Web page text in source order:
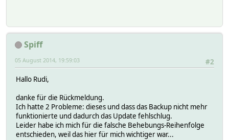
Spiff
#2
05 August 2014, 19:59:03
Hallo Rudi,
danke für die Rückmeldung.
Ich hatte 2 Probleme: dieses und dass das Backup nicht mehr
funktionierte und dadurch das Update fehlschlug.
Leider habe ich mich für die falsche Behebungs-Reihenfolge
entschieden, weil das hier für mich wichtiger war...